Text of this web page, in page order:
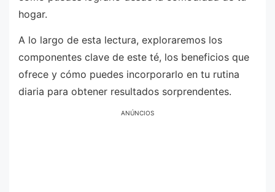
hogar.
A lo largo de esta lectura, exploraremos los
componentes clave de este té, los beneficios que
ofrece y cómo puedes incorporarlo en tu rutina
diaria para obtener resultados sorprendentes.
ANÚNCIOS